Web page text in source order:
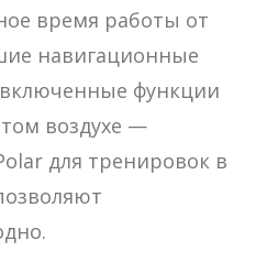
время работы от
навигационные
функции
воздухе —
для тренировок в